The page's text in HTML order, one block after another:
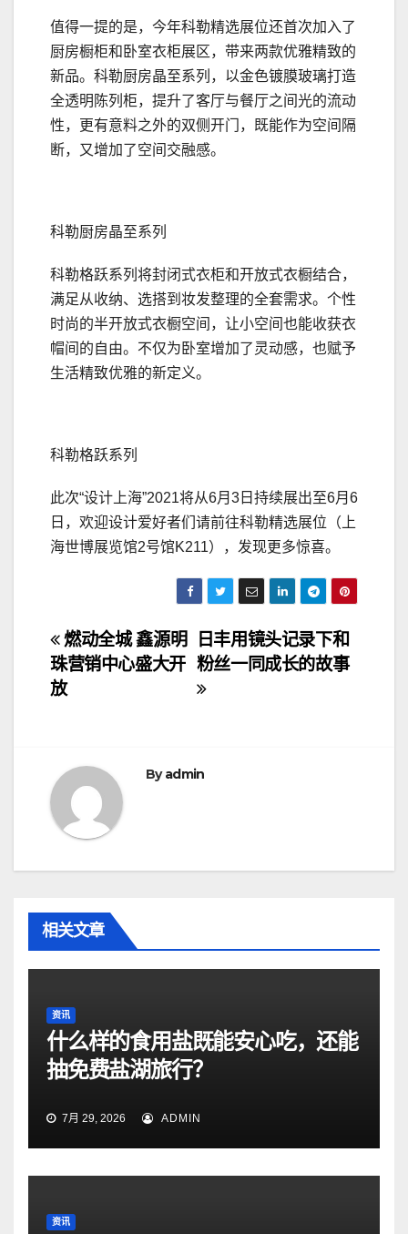
值得一提的是，今年科勒精选展位还首次加入了
厨房橱柜和卧室衣柜展区，带来两款优雅精致的
新品。科勒厨房晶至系列，以金色镀膜玻璃打造
全透明陈列柜，提升了客厅与餐厅之间光的流动
性，更有意料之外的双侧开门，既能作为空间隔
断，又增加了空间交融感。
科勒厨房晶至系列
科勒格跃系列将封闭式衣柜和开放式衣橱结合，
满足从收纳、选搭到妆发整理的全套需求。个性
时尚的半开放式衣橱空间，让小空间也能收获衣
帽间的自由。不仅为卧室增加了灵动感，也赋予
生活精致优雅的新定义。
科勒格跃系列
此次“设计上海”2021将从6月3日持续展出至6月6
日，欢迎设计爱好者们请前往科勒精选展位（上
海世博展览馆2号馆K211），发现更多惊喜。
文
章
航
日丰用镜头记录下和
粉丝一同成长的故事
燃动全城 鑫源明
珠营销中心盛大开
放
Byadmin
相关文章
资讯
什么样的食用盐既能安心吃，还能
抽免费盐湖旅行？
7月 29, 2026 ADMIN
资讯